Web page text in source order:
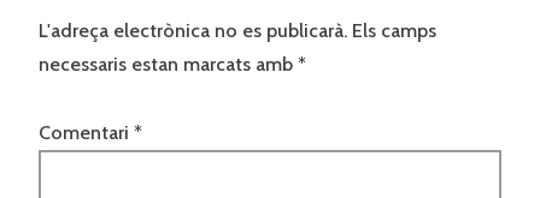
L'adreça electrònica no es publicarà. Els camps
necessaris estan marcats amb *
Comentari *